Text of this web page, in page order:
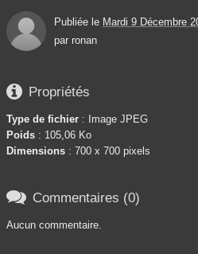
Publiée le Mardi 9 Décembre
par ronan
 Propriétés
Type de fichier : Image JPEG
Poids : 105,06 Ko
Dimensions : 700 x 700 pixels
 Commentaires (0)
Aucun commentaire.